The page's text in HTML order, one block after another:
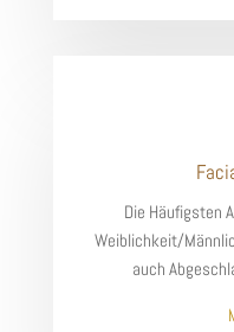
Die Häufigsten
Weiblichkeit/
auch